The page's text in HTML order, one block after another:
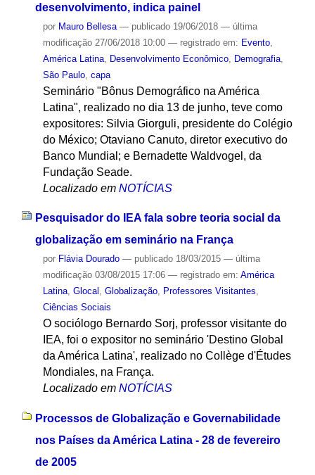
desenvolvimento, indica painel
por Mauro Bellesa — publicado19/06/2018 — última
modificação27/06/2018 10:00 — registrado em: Evento,
América Latina, Desenvolvimento Econômico, Demografia,
São Paulo, capa
Seminário "Bônus Demográfico na América
Latina", realizado no dia 13 de junho, teve como
expositores: Silvia Giorguli, presidente do Colégio
do México; Otaviano Canuto, diretor executivo do
Banco Mundial; e Bernadette Waldvogel, da
Fundação Seade.
Localizado em NOTÍCIAS
Pesquisador do IEA fala sobre teoria social da
globalização em seminário na França
por Flávia Dourado — publicado18/03/2015 — última
modificação03/08/2015 17:06 — registrado em: América
Latina, Glocal , Globalização, Professores Visitantes,
Ciências Sociais
O sociólogo Bernardo Sorj, professor visitante do
IEA, foi o expositor no seminário 'Destino Global
da América Latina', realizado no Collège d'Études
Mondiales, na França.
Localizado em NOTÍCIAS
Processos de Globalização e Governabilidade
nos Países da América Latina - 28 de fevereiro
de 2005